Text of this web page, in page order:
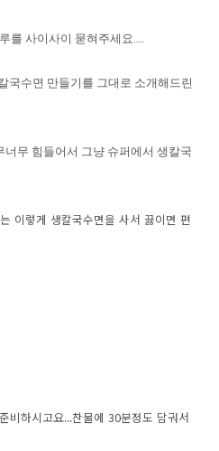
를 사이사이 묻혀주세요....
국수면 만들기를 그대로 소개해드린
무 힘들어서 그냥 슈퍼에서 생칼국
이렇게 생칼국수면을 사서 끓이면 편
비하시고요...찬물에 30분정도 담궈서